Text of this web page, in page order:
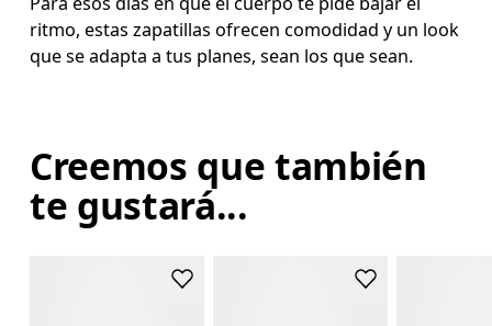
ritmo, estas zapatillas ofrecen comodidad y un look
que se adapta a tus planes, sean los que sean.
Creemos que también
te gustará...